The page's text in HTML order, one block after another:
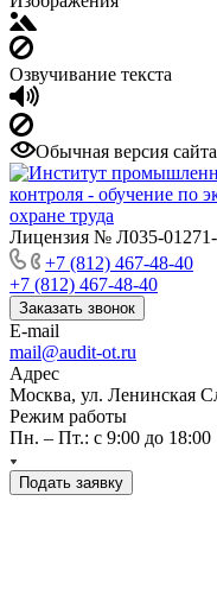
Озвучивание текста
Обычная версия сайта
Лицензия № Л035-01271-
+7 (812) 467-48-40
+7 (812) 467-48-40
Заказать звонок
E-mail
mail@audit-ot.ru
Адрес
Москва, ул. Ленинская
Режим работы
Пн. – Пт.: с 9:00 до 18:00
Подать заявку